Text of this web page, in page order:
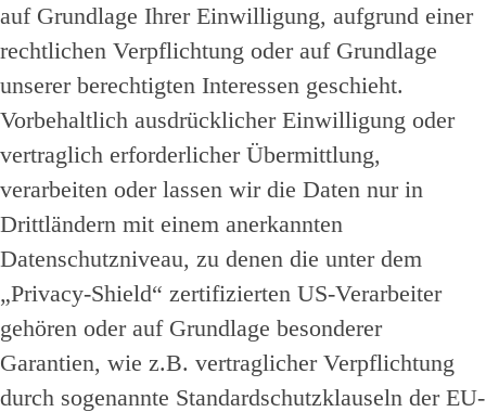
auf Grundlage Ihrer Einwilligung, aufgrund einer
rechtlichen Verpflichtung oder auf Grundlage
unserer berechtigten Interessen geschieht.
Vorbehaltlich ausdrücklicher Einwilligung oder
vertraglich erforderlicher Übermittlung,
verarbeiten oder lassen wir die Daten nur in
Drittländern mit einem anerkannten
Datenschutzniveau, zu denen die unter dem
„Privacy-Shield“ zertifizierten US-Verarbeiter
gehören oder auf Grundlage besonderer
Garantien, wie z.B. vertraglicher Verpflichtung
durch sogenannte Standardschutzklauseln der EU-